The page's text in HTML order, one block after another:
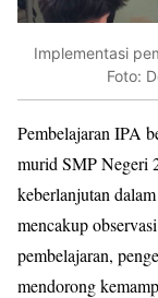
Implementasi
Foto:
Pembelajaran IPA
murid SMP Negeri
keberlanjutan
mencakup
pembelajaran,
mendorong